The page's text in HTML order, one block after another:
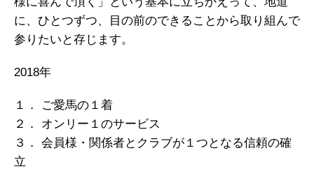
に、ひとつずつ、目の前のできることから取り組んで
参りたいと存じます。
2018年
１． ご愛馬の１着
２． オンリー１のサービス
３． 会員様・関係者とクラブが１つとなる信頼の確
立